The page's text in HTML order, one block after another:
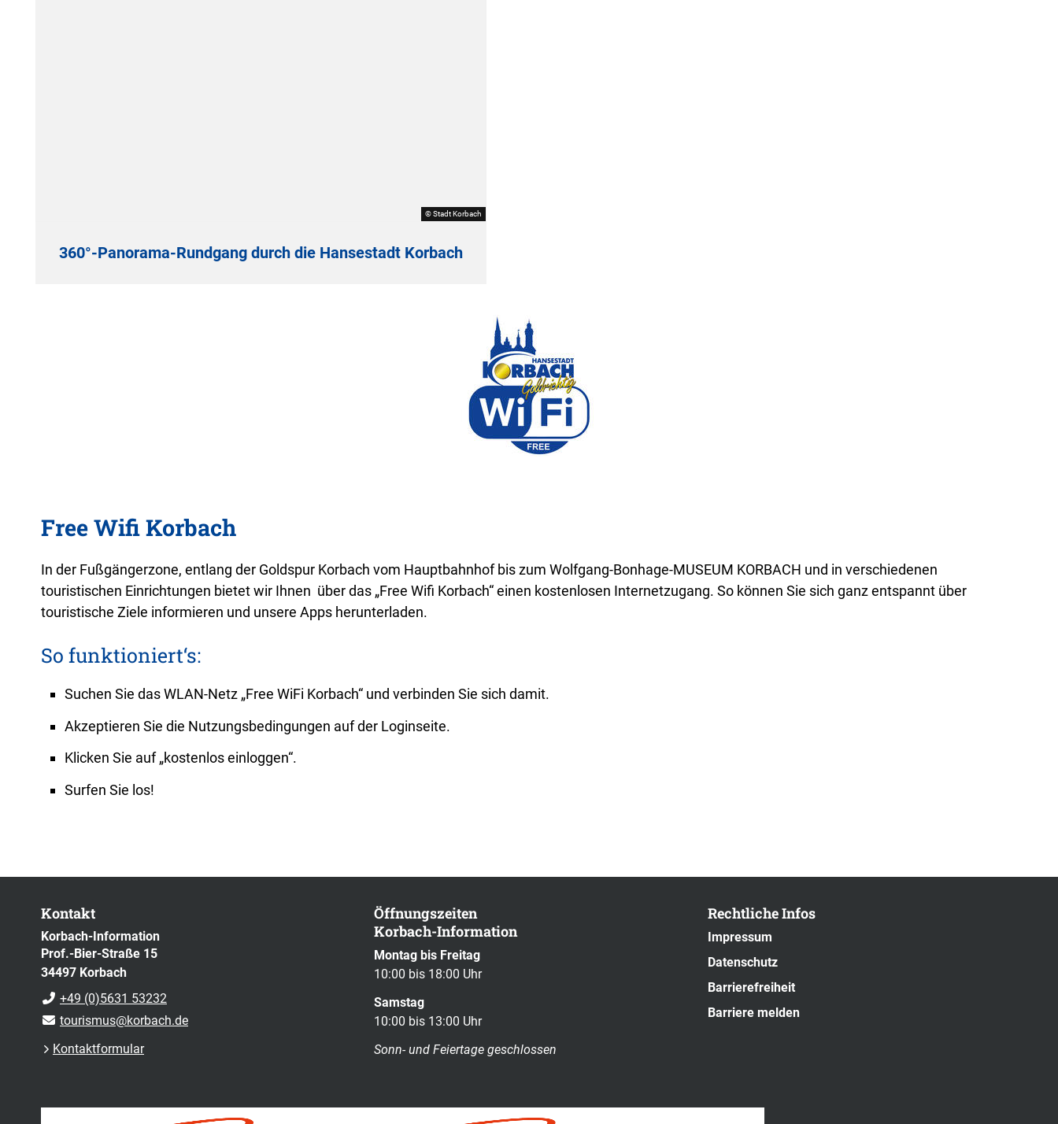
© Stadt Korbach
360°-Panorama-Rundgang durch die Hansestadt Korbach
Free Wifi Korbach
In der Fußgängerzone, entlang der Goldspur Korbach vom Hauptbahnhof bis zum Wolfgang-Bonhage-MUSEUM KORBACH und in verschiedenen
touristischen Einrichtungen bietet wir Ihnen über das „Free Wifi Korbach“ einen kostenlosen Internetzugang. So können Sie sich ganz entspannt über
touristische Ziele informieren und unsere Apps herunterladen.
So funktioniert‘s:
Suchen Sie das WLAN-Netz „Free WiFi Korbach“ und verbinden Sie sich damit.
Akzeptieren Sie die Nutzungsbedingungen auf der Loginseite.
Klicken Sie auf „kostenlos einloggen“.
Surfen Sie los!
Kontakt
Korbach-Information
Prof.-Bier-Straße 15
34497 Korbach
+49 (0)5631 53232
tourismus@korbach.de
Kontaktformular
Öffnungszeiten
Korbach-Information
Montag bis Freitag
10:00 bis 18:00 Uhr
Samstag
10:00 bis 13:00 Uhr
Sonn- und Feiertage geschlossen
Rechtliche Infos
Impressum
Datenschutz
Barrierefreiheit
Barriere melden